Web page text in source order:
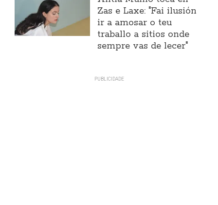
Zas e Laxe: "Fai ilusión
ir a amosar o teu
traballo a sitios onde
sempre vas de lecer"